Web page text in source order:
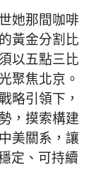
她那間咖啡
黃金分割比
以五點三比
聚焦北京。
略引領下，
，摸索構建
美關系，讓
定、可持續